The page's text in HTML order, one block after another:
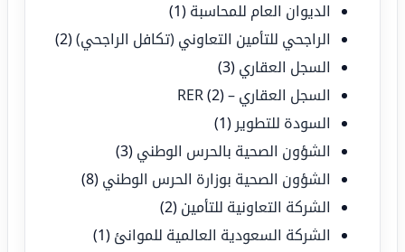
الديوان العام للمحاسبة (1)
الراجحي للتأمين التعاوني (تكافل الراجحي)(2)
السجل العقاري (3)
السجل العقاري – RER(2)
السودة للتطوير (1)
الشؤون الصحية بالحرس الوطني (3)
الشؤون الصحية بوزارة الحرس الوطني (8)
الشركة التعاونية للتأمين (2)
الشركة السعودية العالمية للموانئ (1)